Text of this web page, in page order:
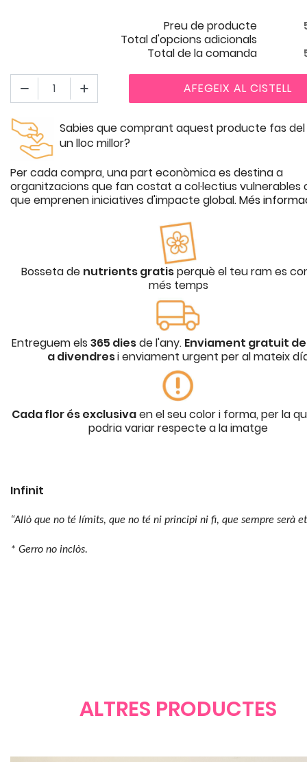
Preu de producte
Total d'opcions adicionals
Total de la comanda
AFEGEIX AL CISTELL
Sabies que comprant aquest producte fas
un lloc millor?
Per cada compra, una part econòmica es destina a
organitzacions que fan costat a col·lectius vulnerables
que emprenen iniciatives d'impacte global.Més
Bosseta de nutrients gratisperquè el teu ram es
més temps
Entreguem els 365 diesde l'any. Enviament gratuit
a divendresi enviament urgent per al mateix
Cada flor és exclusivaen el seu color i forma, per la
podria variar respecte a la imatge
Infinit
“Allò que no té límits, que no té ni principi ni fi, que sempre serà
* Gerro no inclòs.
ALTRES PRODUCTES